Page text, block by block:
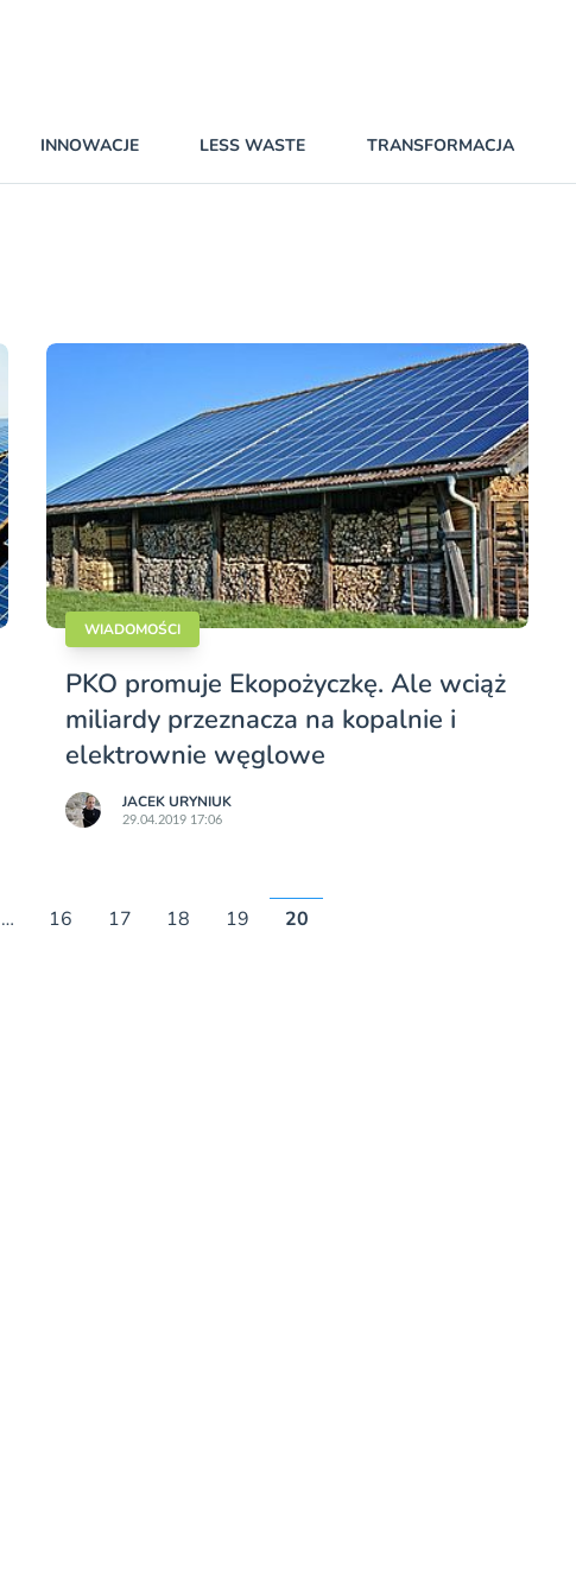
INNOWACJE LESS WASTE TRANSFORMACJA
WIADOMOŚCI
PKO promuje Ekopożyczkę. Ale wciąż
miliardy przeznacza na kopalnie i
elektrownie węglowe
JACEK URYNIUK
29.04.2019 17:06
… 16 17 18 19 20